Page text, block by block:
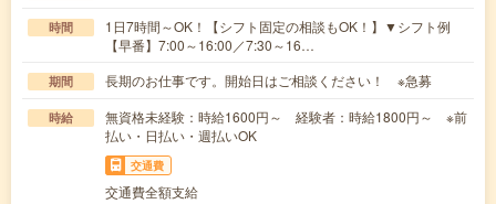
時間
1日7時間～OK！【シフト固定の相談もOK！】▼シフト例
【早番】7:00～16:00／7:30～16…
期間 長期のお仕事です。開始日はご相談ください！ ※急募
時給
無資格未経験：時給1600円～ 経験者：時給1800円～ ※前
払い・日払い・週払いOK
交通費
交通費全額支給